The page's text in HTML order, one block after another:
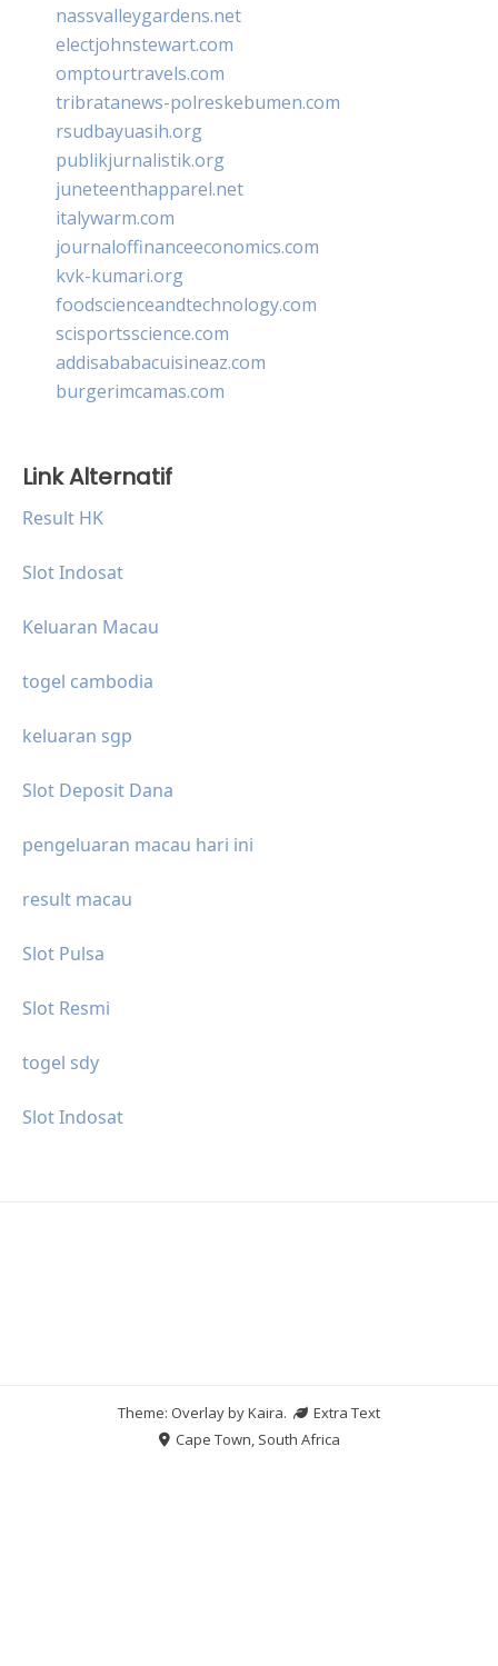
nassvalleygardens.net
electjohnstewart.com
omptourtravels.com
tribratanews-polreskebumen.com
rsudbayuasih.org
publikjurnalistik.org
juneteenthapparel.net
italywarm.com
journaloffinanceeconomics.com
kvk-kumari.org
foodscienceandtechnology.com
scisportsscience.com
addisababacuisineaz.com
burgerimcamas.com
Link Alternatif
Result HK
Slot Indosat
Keluaran Macau
togel cambodia
keluaran sgp
Slot Deposit Dana
pengeluaran macau hari ini
result macau
Slot Pulsa
Slot Resmi
togel sdy
Slot Indosat
Theme: Overlay byKaira.
Extra Text
Cape Town, South Africa